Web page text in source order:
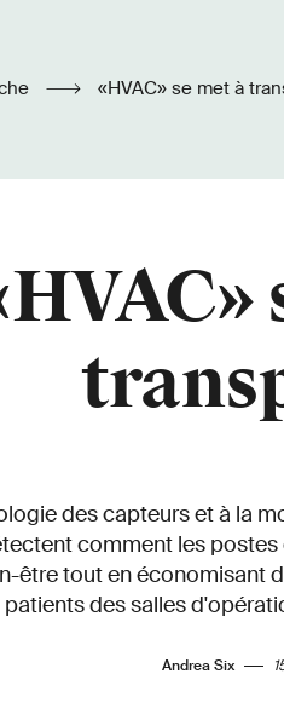
«HVAC» se met à
des capteurs et à la
comment les
être tout en économisant
patients des salles
Andrea Six